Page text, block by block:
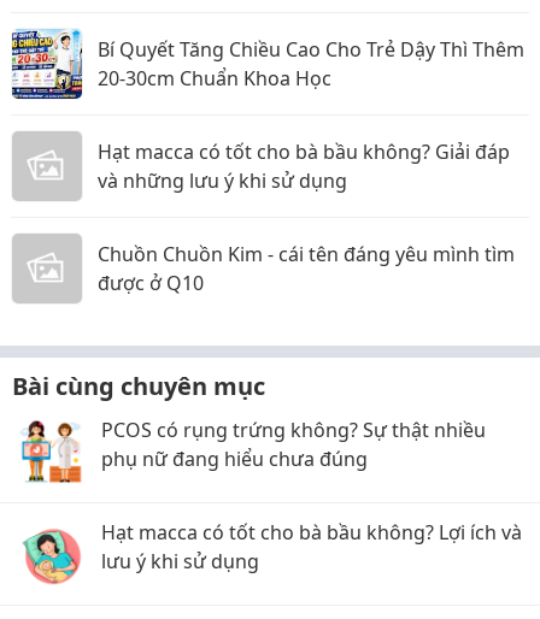
Bí Quyết Tăng Chiều Cao Cho Trẻ Dậy Thì Thêm
20-30cm Chuẩn Khoa Học
Hạt macca có tốt cho bà bầu không? Giải đáp
và những lưu ý khi sử dụng
Chuồn Chuồn Kim - cái tên đáng yêu mình tìm
được ở Q10
Bài cùng chuyên mục
PCOS có rụng trứng không? Sự thật nhiều
phụ nữ đang hiểu chưa đúng
Hạt macca có tốt cho bà bầu không? Lợi ích và
lưu ý khi sử dụng